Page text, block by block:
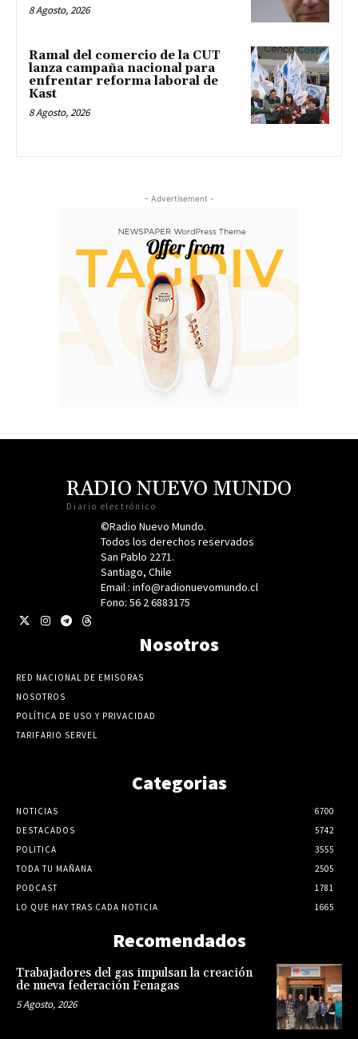
8 Agosto, 2026
Ramal del comercio de la CUT
lanza campaña nacional para
enfrentar reforma laboral de
Kast
8 Agosto, 2026
- Advertisement -
RADIO NUEVO MUNDO
Diario electrónico
©Radio Nuevo Mundo.
Todos los derechos reservados
San Pablo 2271.
Santiago, Chile
Email : info@radionuevomundo.cl
Fono: 56 2 6883175
Nosotros
RED NACIONAL DE EMISORAS
NOSOTROS
POLÍTICA DE USO Y PRIVACIDAD
TARIFARIO SERVEL
Categorias
NOTICIAS
6700
DESTACADOS
5742
POLITICA
3555
TODA TU MAÑANA
2505
PODCAST
1781
LO QUE HAY TRAS CADA NOTICIA
1665
Recomendados
Trabajadores del gas impulsan la creación
de nueva federación Fenagas
5 Agosto, 2026